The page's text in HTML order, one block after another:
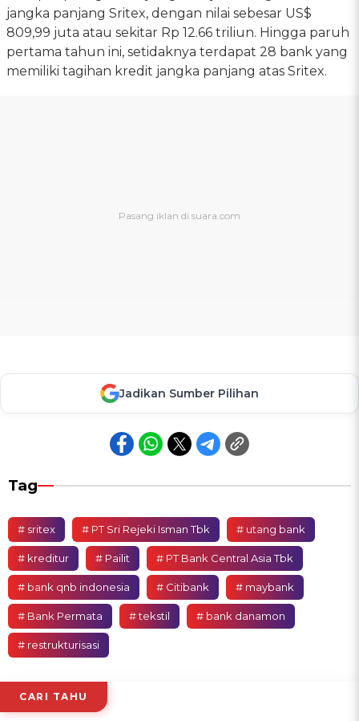
jangka panjang Sritex, dengan nilai sebesar US$
809,99 juta atau sekitar Rp 12.66 triliun. Hingga paruh
pertama tahun ini, setidaknya terdapat 28 bank yang
memiliki tagihan kredit jangka panjang atas Sritex.
Jadikan Sumber Pilihan
Tag
# sritex # PT Sri Rejeki Isman Tbk # utang bank
# kreditur # Pailit # PT Bank Central Asia Tbk
# bank qnb indonesia # Citibank # maybank
# Bank Permata # tekstil # bank danamon
# restrukturisasi
CARI TAHU